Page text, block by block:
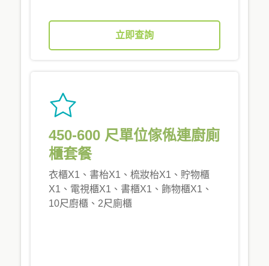
立即查詢
450-600 尺單位傢俬連廚廁
櫃套餐
衣櫃X1、書枱X1、梳妝枱X1、貯物櫃
X1、電視櫃X1、書櫃X1、飾物櫃X1、
10尺廚櫃、2尺廁櫃